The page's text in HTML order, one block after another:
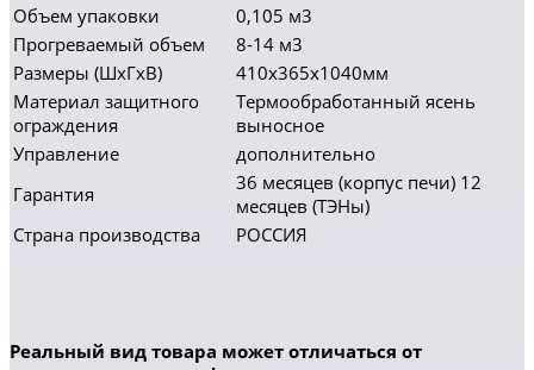
Объем упаковки
0,105 м3
Прогреваемый объем
8-14 м3
Размеры (ШхГхВ)
410x365x1040мм
Материал защитного
ограждения
Термообработанный ясень
выносное
Управление
дополнительно
Гарантия
36 месяцев (корпус печи) 12
месяцев (ТЭНы)
Страна производства
РОССИЯ
Реальный вид товара может отличаться от